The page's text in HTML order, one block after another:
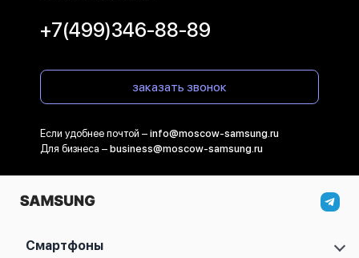
+7(499)346-88-89
заказать звонок
Если удобнее почтой – info@moscow-samsung.ru
Для бизнеса – business@moscow-samsung.ru
Смартфоны